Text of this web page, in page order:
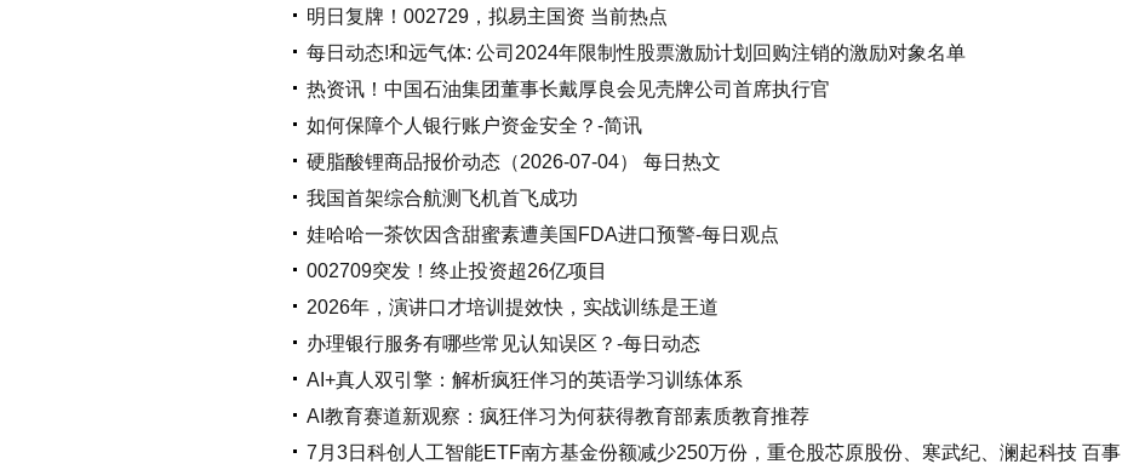
明日复牌！002729，拟易主国资 当前热点
每日动态!和远气体: 公司2024年限制性股票激励计划回购注销的激励对象名单
热资讯！中国石油集团董事长戴厚良会见壳牌公司首席执行官
如何保障个人银行账户资金安全？-简讯
硬脂酸锂商品报价动态（2026-07-04） 每日热文
我国首架综合航测飞机首飞成功
娃哈哈一茶饮因含甜蜜素遭美国FDA进口预警-每日观点
002709突发！终止投资超26亿项目
2026年，演讲口才培训提效快，实战训练是王道
办理银行服务有哪些常见认知误区？-每日动态
AI+真人双引擎：解析疯狂伴习的英语学习训练体系
AI教育赛道新观察：疯狂伴习为何获得教育部素质教育推荐
7月3日科创人工智能ETF南方基金份额减少250万份，重仓股芯原股份、寒武纪、澜起科技 百事